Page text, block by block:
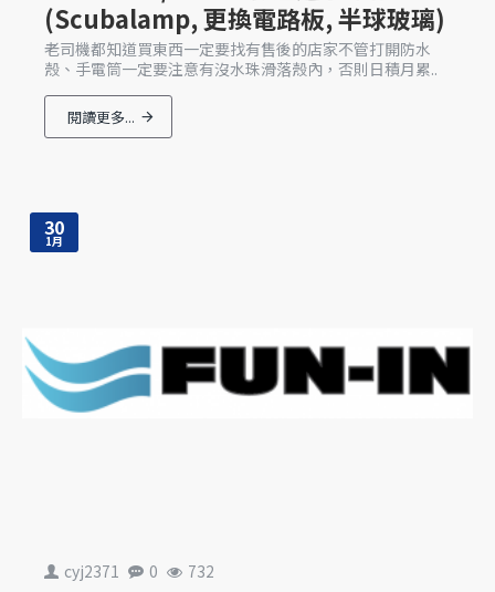
(Scubalamp, 更換電路板, 半球玻璃)
老司機都知道買東西一定要找有售後的店家不管打開防水
殼、手電筒一定要注意有沒水珠滑落殼內，否則日積月累..
閱讀更多...
30
1月
cyj2371 0 732